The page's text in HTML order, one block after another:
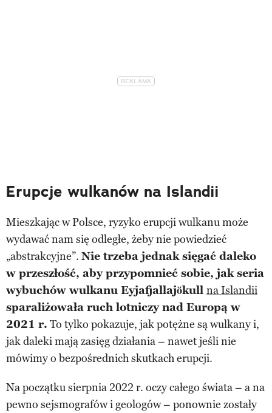
Erupcje wulkanów na Islandii
Mieszkając w Polsce, ryzyko erupcji wulkanu może
wydawać nam się odległe, żeby nie powiedzieć
„abstrakcyjne”. Nie trzeba jednak sięgać daleko
w przeszłość, aby przypomnieć sobie, jak seria
wybuchów wulkanu Eyjafjallajökull na Islandii
sparaliżowała ruch lotniczy nad Europą w
2021 r. To tylko pokazuje, jak potężne są wulkany i,
jak daleki mają zasięg działania – nawet jeśli nie
mówimy o bezpośrednich skutkach erupcji.
Na początku sierpnia 2022 r. oczy całego świata – a na
pewno sejsmografów i geologów – ponownie zostały